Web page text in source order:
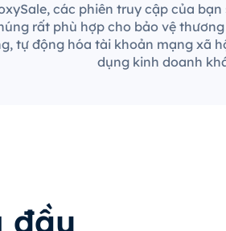
các phiên truy cập của
rất phù hợp cho bảo vệ
tự động hóa tài khoản mạng xã
dụng kinh doanh
đầu